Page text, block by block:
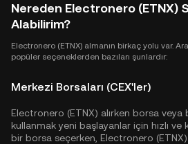
Nereden Electronero (ETNX)
Alabilirim?
Electronero (ETNX) almanın birkaç yolu var.
popüler seçeneklerden bazıları şunlardır:
Merkezi Borsaları (CEX'ler)
Electronero (ETNX) alırken borsa veya
kullanmak yeni başlayanlar için hızlı ve
bir borsa seçerken, Electronero